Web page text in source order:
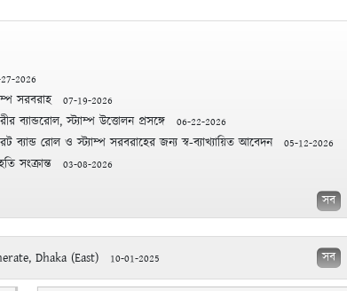
2026
সরবরাহ 07-19-2026
ব্যান্ডরোল, স্ট্যাম্প উত্তোলন প্রসঙ্গে 06-22-2026
ব্যান্ড রোল ও স্ট্যাম্প সরবরাহের জন্য স্ব-ব্যাখ্যায়িত আবেদন 05-12-2026
সংক্রান্ত 03-08-2026
সব
Dhaka (East) 10-01-2025 সব